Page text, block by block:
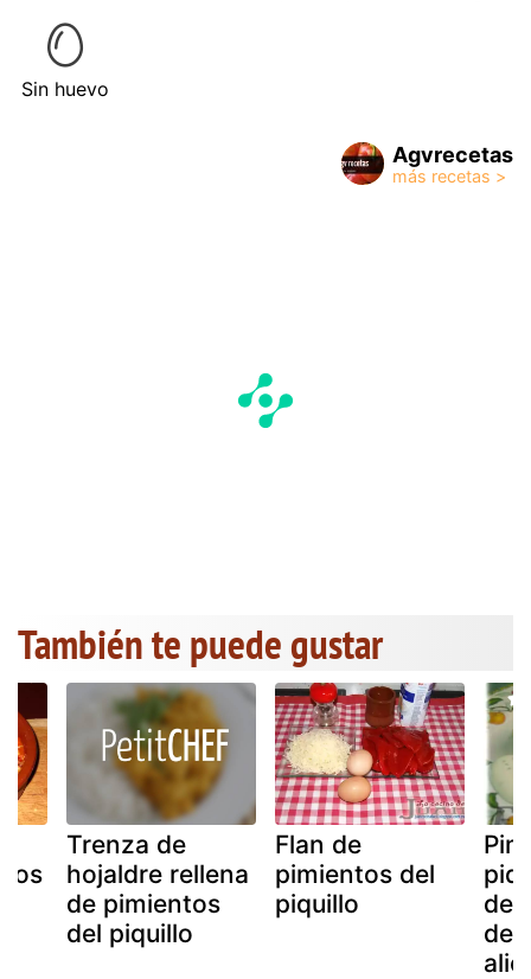
Sin huevo
Agvrecetas
También te puede gustar
Trenza de
hojaldre rellena
de pimientos
del piquillo
Flan de
pimientos del
piquillo
de
de
alio